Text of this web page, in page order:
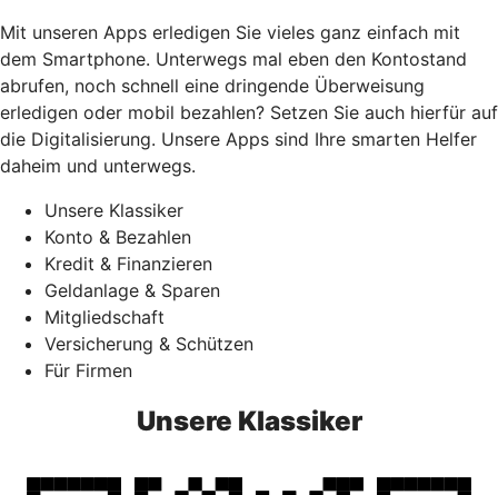
Mit unseren Apps erledigen Sie vieles ganz einfach mit
dem Smartphone. Unterwegs mal eben den Kontostand
abrufen, noch schnell eine dringende Überweisung
erledigen oder mobil bezahlen? Setzen Sie auch hierfür auf
die Digitalisierung. Unsere Apps sind Ihre smarten Helfer
daheim und unterwegs.
Unsere Klassiker
Konto & Bezahlen
Kredit & Finanzieren
Geldanlage & Sparen
Mitgliedschaft
Versicherung & Schützen
Für Firmen
Unsere Klassiker